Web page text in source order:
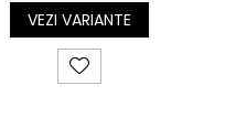
VEZI VARIANTE